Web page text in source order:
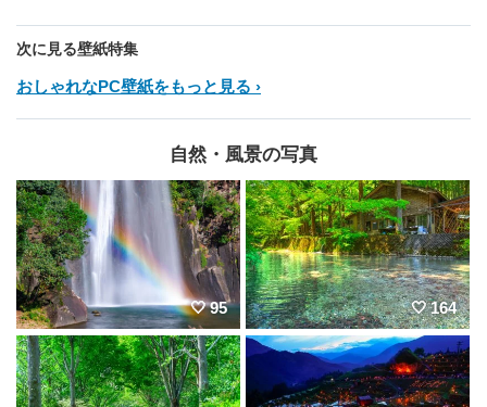
次に見る壁紙特集
おしゃれなPC壁紙をもっと見る
自然・風景の写真
95 164